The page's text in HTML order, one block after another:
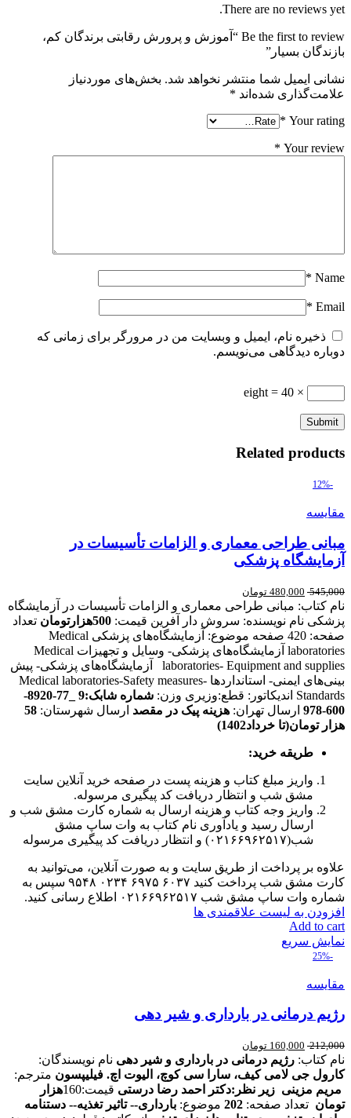
There are no reviews yet.
Be the first to review “آموزش و پرورش رقابتی برندگان کم،
بازندگان بسیار”
نشانی ایمیل شما منتشر نخواهد شد. بخش‌های موردنیاز
علامت‌گذاری شده‌اند *
Your rating
*
Your review
*
Name
*
Email
*
ذخیره نام، ایمیل و وبسایت من در مرورگر برای زمانی که
دوباره دیدگاهی می‌نویسم.
× eight = 40
Related products
-12%
مقایسه
مبانی طراحی معماری و الزامات تأسیسات در
آزمایشگاه پزشکی
545,000
480,000 تومان
نام کتاب: مبانی طراحی معماری و الزامات تأسیسات در آزمایشگاه
پزشکی نام نویسنده: سروش دار آفرین قیمت:
تعداد
صفحه: 420 صفحه موضوع: آزمایشگاه‌های پزشکی Medical
laboratories آزمایشگاه‌های پزشکی- وسایل و تجهیزات Medical
laboratories- Equipment and supplies آزمایشگاه‌های پزشکی- پیش
بینی‌های ایمنی- استانداردها Medical laboratories-Safety measures-
Standards اندیکاتور: قطع:وزیری وزن:
شماره شابک:9
_77-8920-
600-978
ارسال تهران: هزینه پیک در مقصد ارسال شهرستان: 58
هزار تومان(تا خرداد1402)
طریقه خرید:
واریز مبلغ کتاب و هزینه پست در صفحه خرید آنلاین سایت
مشق شب و انتظار دریافت کد پیگیری مرسوله.
واریز وجه کتاب و هزینه ارسال به شماره کارت مشق شب و
ارسال رسید و یادآوری نام کتاب به وات ساپ مشق
شب(۰۲۱۶۶۹۶۲۵۱۷) و انتظار دریافت کد پیگیری مرسوله
علاوه بر پرداخت از طریق سایت و به صورت آنلاین، می‌توانید به
کارت مشق شب پرداخت کنید ۶۰۳۷ ۶۹۷۵ ۰۲۳۴ ۹۵۴۸ سپس به
شماره وات ساپ مشق شب ۰۲۱۶۶۹۶۲۵۱۷ اطلاع رسانی کنید.
افزودن به لیست علاقمندی ها
Add to cart
نمایش سریع
-25%
مقایسه
رژیم درمانی در بارداری و شیر دهی
212,000
160,000 تومان
نام کتاب: رژیم درمانی در بارداری و شیر دهی نام نویسندگان:
کارول جی لامی کیف، سارا سی کوچ، الیوت اچ. فیلیپسون مترجم:
مریم مزینی زیر نظر:دکتر احمد رضا درستی قیمت:160
هزار
تومان تعداد صفحه: 202 موضوع: بارداری-- تاثیر تغذیه-- دستنامه